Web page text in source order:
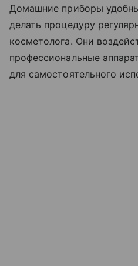
Домашние приборы
делать процедуру
косметолога. Они
профессиональные
для самостоятельного